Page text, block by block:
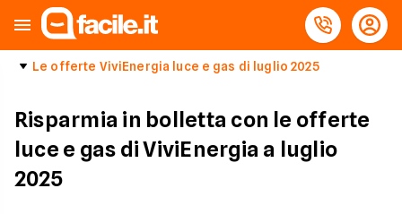
Le offerte ViviEnergia luce e gas di luglio 2025
Risparmia in bolletta con le offerte
luce e gas di ViviEnergia a luglio
2025